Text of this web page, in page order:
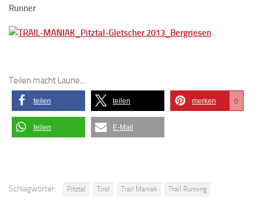
Runner
Teilen macht Laune...
teilen teilen merken 0
teilen E-Mail
Schlagwörter: Pitztal Tirol Trail Maniak Trail Running